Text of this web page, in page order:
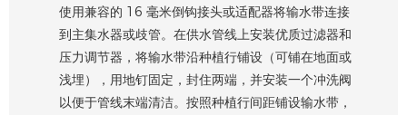
使用兼容的 16 毫米倒钩接头或适配器将输水带连接
到主集水器或歧管。在供水管线上安装优质过滤器和
压力调节器，将输水带沿种植行铺设（可铺在地面或
浅埋），用地钉固定，封住两端，并安装一个冲洗阀
以便于管线末端清洁。按照种植行间距铺设输水带，